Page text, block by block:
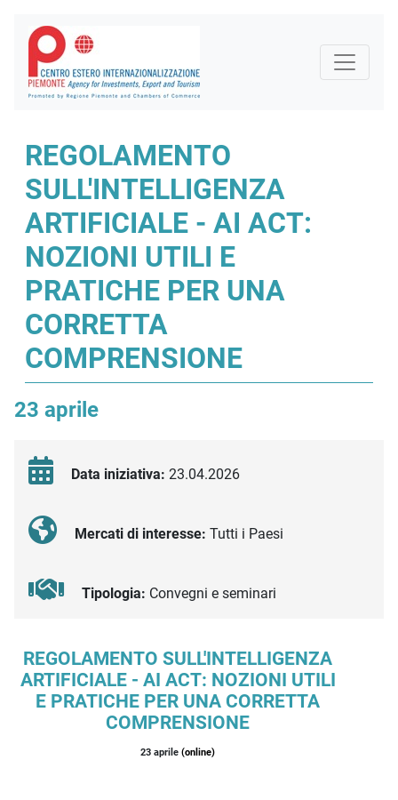
REGOLAMENTO
SULL'INTELLIGENZA
ARTIFICIALE - AI ACT:
NOZIONI UTILI E
PRATICHE PER UNA
CORRETTA
COMPRENSIONE
23 aprile
Data iniziativa: 23.04.2026
Mercati di interesse: Tutti i Paesi
Tipologia: Convegni e seminari
Descrizione iniziativa
REGOLAMENTO SULL'INTELLIGENZA
ARTIFICIALE - AI ACT: NOZIONI UTILI
E PRATICHE PER UNA CORRETTA
COMPRENSIONE
23 aprile (online)